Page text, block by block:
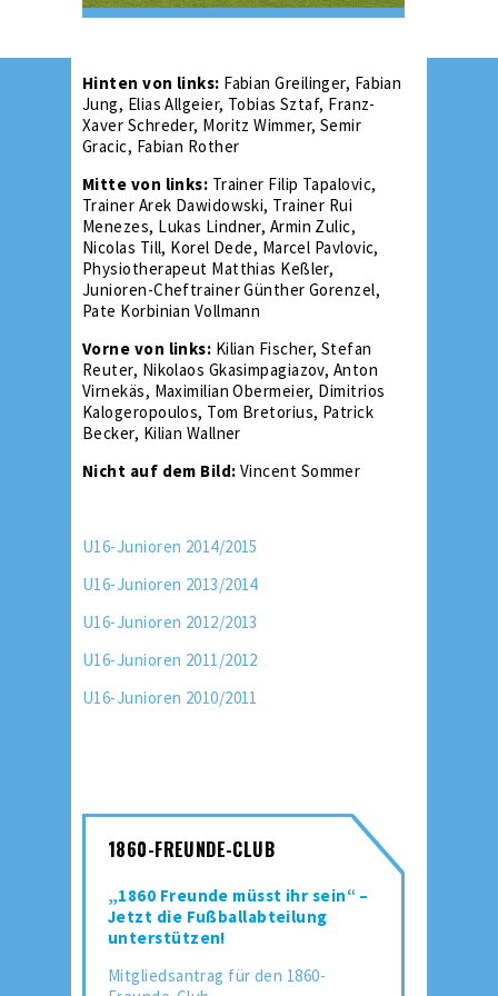
Hinten von links: Fabian Greilinger, Fabian
Jung, Elias Allgeier, Tobias Sztaf, Franz-
Xaver Schreder, Moritz Wimmer, Semir
Gracic, Fabian Rother
Mitte von links: Trainer Filip Tapalovic,
Trainer Arek Dawidowski, Trainer Rui
Menezes, Lukas Lindner, Armin Zulic,
Nicolas Till, Korel Dede, Marcel Pavlovic,
Physiotherapeut Matthias Keßler,
Junioren-Cheftrainer Günther Gorenzel,
Pate Korbinian Vollmann
Vorne von links: Kilian Fischer, Stefan
Reuter, Nikolaos Gkasimpagiazov, Anton
Virnekäs, Maximilian Obermeier, Dimitrios
Kalogeropoulos, Tom Bretorius, Patrick
Becker, Kilian Wallner
Nicht auf dem Bild: Vincent Sommer
U16-Junioren 2014/2015
U16-Junioren 2013/2014
U16-Junioren 2012/2013
U16-Junioren 2011/2012
U16-Junioren 2010/2011
1860-FREUNDE-CLUB
„1860 Freunde müsst ihr sein“ –
Jetzt die Fußballabteilung
unterstützen!
Mitgliedsantrag für den 1860-